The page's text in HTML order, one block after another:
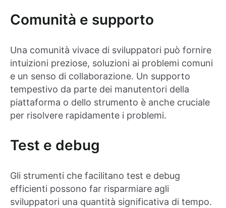
Comunità e supporto
Una comunità vivace di sviluppatori può fornire
intuizioni preziose, soluzioni ai problemi comuni
e un senso di collaborazione. Un supporto
tempestivo da parte dei manutentori della
piattaforma o dello strumento è anche cruciale
per risolvere rapidamente i problemi.
Test e debug
Gli strumenti che facilitano test e debug
efficienti possono far risparmiare agli
sviluppatori una quantità significativa di tempo.